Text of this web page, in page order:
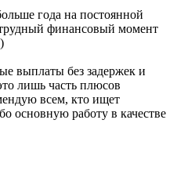
года на постоянной
финансовый момент
выплаты без задержек и
лишь часть плюсов
всем, кто ищет
основную работу в качестве